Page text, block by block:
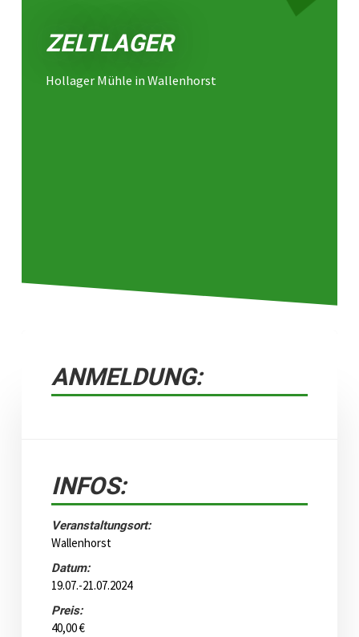
ZELTLAGER
Hollager Mühle in Wallenhorst
ANMELDUNG:
INFOS:
Veranstaltungsort:
Wallenhorst
Datum:
19.07.-21.07.2024
Preis:
40,00 €